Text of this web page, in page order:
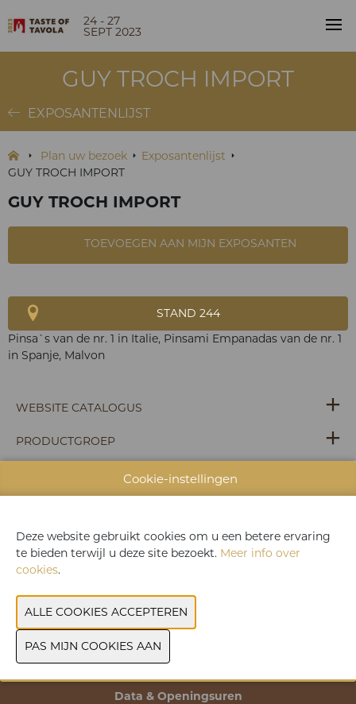
24 - 27
SEPT 2023
GUY TROCH IMPORT
EXPOSANTENLIJST
Plan uw bezoek
Exposantenlijst
GUY TROCH IMPORT
GUY TROCH IMPORT
TOEVOEGEN AAN MIJN EXPOSANTEN
STAND 244
Pinsa`s van de nr. 1 in Italie, Pinsami Empanadas van de nr. 1
in Spanje, Malvon
WEBSITE CATALOGUS
PRODUCTGROEP
VORIGE VOLGENDE
>> Praktische informatie
>> Contact
Data & Openingsuren
Cookie-instellingen
Deze website gebruikt cookies om u een betere ervaring
te bieden terwijl u deze site bezoekt. Meer info over
cookies.